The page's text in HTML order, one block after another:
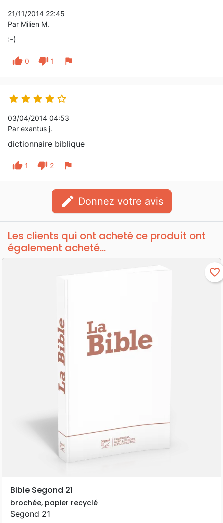
21/11/2014 22:45
Par Milien M.
:-)
thumb_up 0 thumb_down 1 flag
    
03/04/2014 04:53
Par exantus j.
dictionnaire biblique
thumb_up 1 thumb_down 2 flag
edit Donnez votre avis
Les clients qui ont acheté ce produit ont
également acheté...
favorite_border
Bible Segond 21
brochée, papier recyclé
Segond 21